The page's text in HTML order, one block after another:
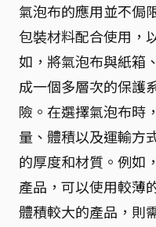
氣泡布的應用並不侷
包裝材料配合使用，
如，將氣泡布與紙箱
成一個多層次的保護
險。在選擇氣泡布時
量、體積以及運輸方
的厚度和材質。例如
產品，可以使用較薄
體積較大的產品，則